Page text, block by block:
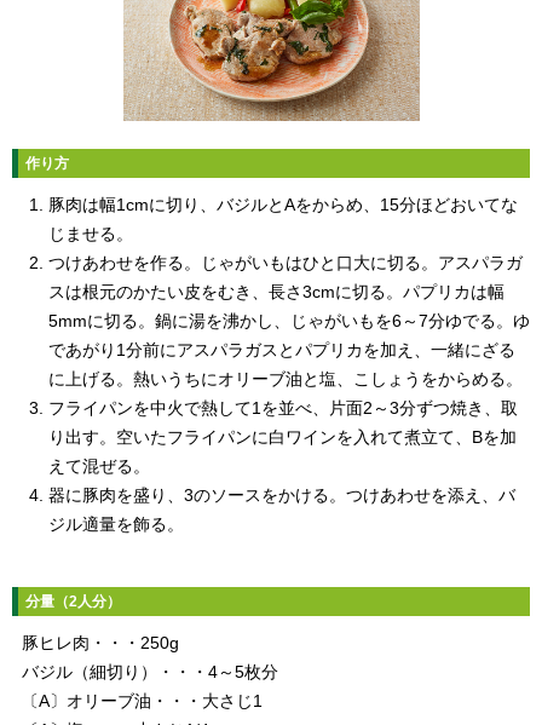
作り方
豚肉は幅1cmに切り、バジルとAをからめ、15分ほどおいてな
じませる。
つけあわせを作る。じゃがいもはひと口大に切る。アスパラガ
スは根元のかたい皮をむき、長さ3cmに切る。パプリカは幅
5mmに切る。鍋に湯を沸かし、じゃがいもを6～7分ゆでる。ゆ
であがり1分前にアスパラガスとパプリカを加え、一緒にざる
に上げる。熱いうちにオリーブ油と塩、こしょうをからめる。
フライパンを中火で熱して1を並べ、片面2～3分ずつ焼き、取
り出す。空いたフライパンに白ワインを入れて煮立て、Bを加
えて混ぜる。
器に豚肉を盛り、3のソースをかける。つけあわせを添え、バ
ジル適量を飾る。
分量（2人分）
豚ヒレ肉・・・250g
バジル（細切り）・・・4～5枚分
〔A〕オリーブ油・・・大さじ1